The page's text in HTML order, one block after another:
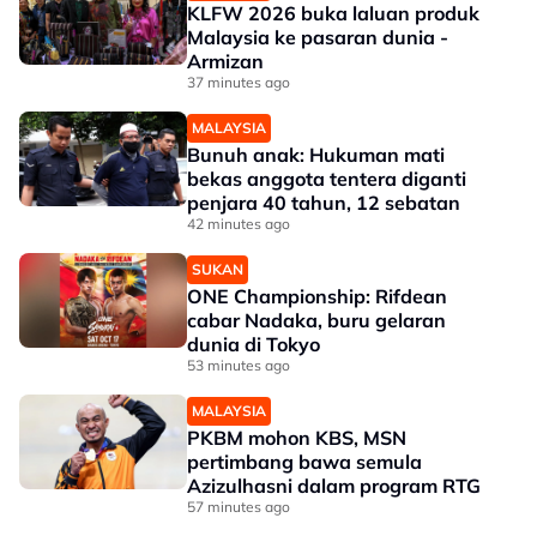
KLFW 2026 buka laluan produk
Malaysia ke pasaran dunia -
Armizan
37 minutes ago
MALAYSIA
Bunuh anak: Hukuman mati
bekas anggota tentera diganti
penjara 40 tahun, 12 sebatan
42 minutes ago
SUKAN
ONE Championship: Rifdean
cabar Nadaka, buru gelaran
dunia di Tokyo
53 minutes ago
MALAYSIA
PKBM mohon KBS, MSN
pertimbang bawa semula
Azizulhasni dalam program RTG
57 minutes ago